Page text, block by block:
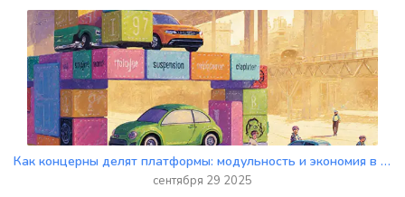
Как концерны делят платформы: модульность и экономия в автомобильной промышленности
сентября 29 2025